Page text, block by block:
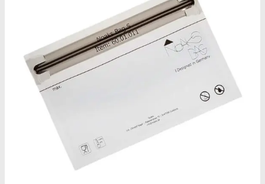
Oplev ALLe vores
brands lige her
Gå til brands
Narkotests
Narkotests